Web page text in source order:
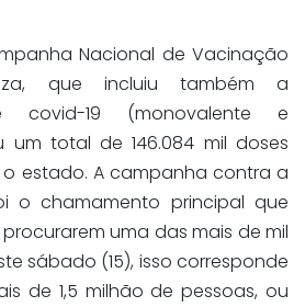
Nacional de Vacinação
que incluiu também a
covid-19 (monovalente e
um total de 146.084 mil doses
estado. A campanha contra a
o chamamento principal que
uma das mais de mil
sábado (15), isso corresponde
de 1,5 milhão de pessoas, ou